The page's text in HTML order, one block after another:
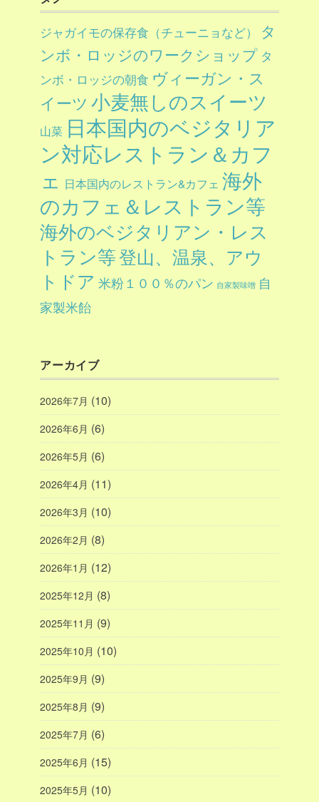
ジャガイモの保存食（チューニョなど）
タ
ンボ・ロッジのワークショップ タ
ンボ・ロッジの朝食 ヴィーガン・ス
イーツ 小麦無しのスイーツ
山菜 日本国内のベジタリア
ン対応レストラン＆カフ
ェ 日本国内のレストラン&カフェ 海外
のカフェ＆レストラン等
海外のベジタリアン・レス
トラン等登山、温泉、アウ
トドア 米粉１００％のパン 自家製味噌 自
家製米飴
アーカイブ
2026年7月 (10)
2026年6月 (6)
2026年5月 (6)
2026年4月 (11)
2026年3月 (10)
2026年2月 (8)
2026年1月 (12)
2025年12月 (8)
2025年11月 (9)
2025年10月 (10)
2025年9月 (9)
2025年8月 (9)
2025年7月 (6)
2025年6月 (15)
2025年5月 (10)